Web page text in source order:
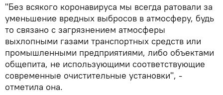
"Без всякого коронавируса мы всегда ратовали за
уменьшение вредных выбросов в атмосферу, будь
то связано с загрязнением атмосферы
выхлопными газами транспортных средств или
промышленными предприятиями, либо объектами
общепита, не использующими соответствующие
современные очистительные установки", -
отметила она.